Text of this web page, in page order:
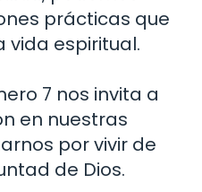
prácticas que
vida espiritual.
7 nos invita a
en nuestras
por vivir de
de Dios.